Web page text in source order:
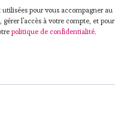
pour vous accompagner au
l’accès à votre compte, et pour
politique de confidentialité.